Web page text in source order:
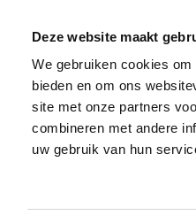
Deze website maakt
We gebruiken cookies
bieden en om ons
site met onze partners
combineren met andere
uw gebruik van hun